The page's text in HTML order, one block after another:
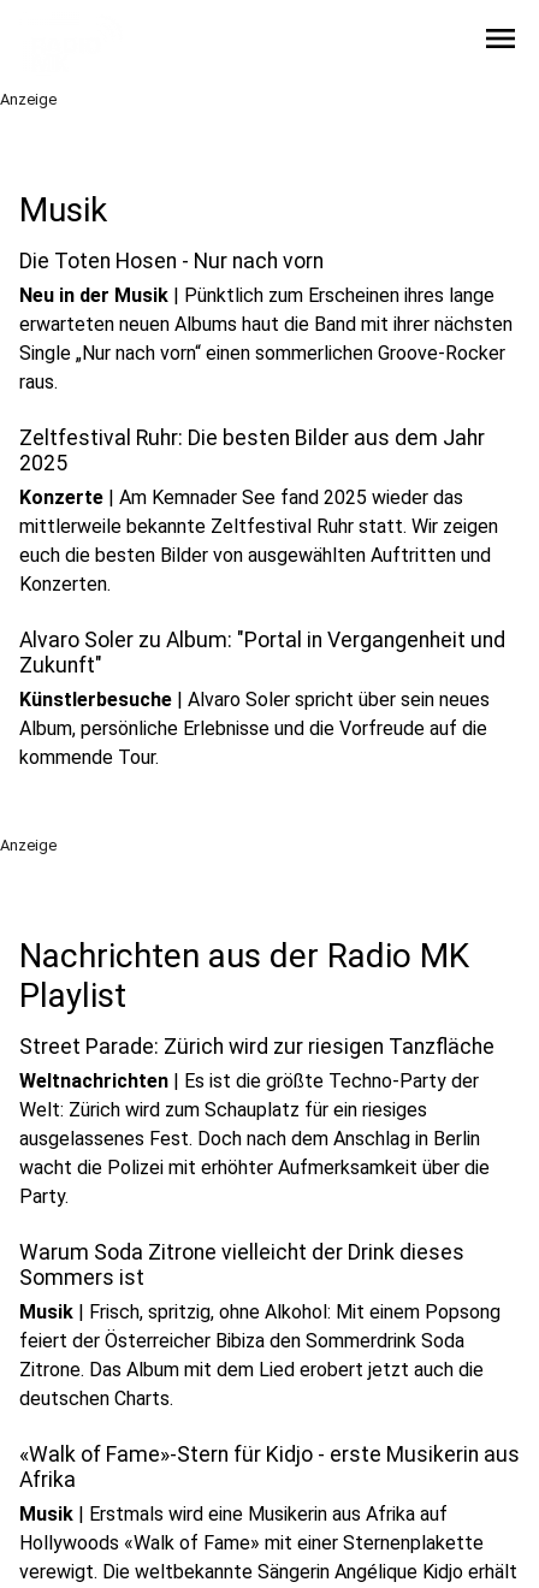
menu
Anzeige
Musik
Die Toten Hosen - Nur nach vorn
Neu in der Musik | Pünktlich zum Erscheinen ihres lange
erwarteten neuen Albums haut die Band mit ihrer nächsten
Single „Nur nach vorn“ einen sommerlichen Groove-Rocker
raus.
Zeltfestival Ruhr: Die besten Bilder aus dem Jahr
2025
Konzerte | Am Kemnader See fand 2025 wieder das
mittlerweile bekannte Zeltfestival Ruhr statt. Wir zeigen
euch die besten Bilder von ausgewählten Auftritten und
Konzerten.
Alvaro Soler zu Album: "Portal in Vergangenheit und
Zukunft"
Künstlerbesuche | Alvaro Soler spricht über sein neues
Album, persönliche Erlebnisse und die Vorfreude auf die
kommende Tour.
Anzeige
Nachrichten aus der Radio MK
Playlist
Street Parade: Zürich wird zur riesigen Tanzfläche
Weltnachrichten | Es ist die größte Techno-Party der
Welt: Zürich wird zum Schauplatz für ein riesiges
ausgelassenes Fest. Doch nach dem Anschlag in Berlin
wacht die Polizei mit erhöhter Aufmerksamkeit über die
Party.
Warum Soda Zitrone vielleicht der Drink dieses
Sommers ist
Musik | Frisch, spritzig, ohne Alkohol: Mit einem Popsong
feiert der Österreicher Bibiza den Sommerdrink Soda
Zitrone. Das Album mit dem Lied erobert jetzt auch die
deutschen Charts.
«Walk of Fame»-Stern für Kidjo - erste Musikerin aus
Afrika
Musik | Erstmals wird eine Musikerin aus Afrika auf
Hollywoods «Walk of Fame» mit einer Sternenplakette
verewigt. Die weltbekannte Sängerin Angélique Kidjo erhält